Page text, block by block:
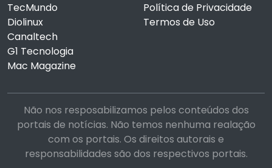
TecMundo
Diolinux
Canaltech
G1 Tecnologia
Mac Magazine
Política de Privacidade
Termos de Uso
Não nos resposabilizamos pelos conteúdos dos
portais de notícias. Não temos nenhuma realação
com os portais. Os direitos autorais e
responsabilidades são dos respectivos portais.